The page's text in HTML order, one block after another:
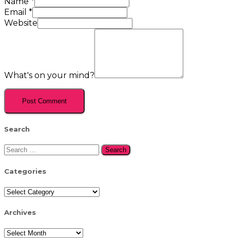
Email *
Website
What's on your mind?
Search
Search
Categories
Categories
Archives
Archives